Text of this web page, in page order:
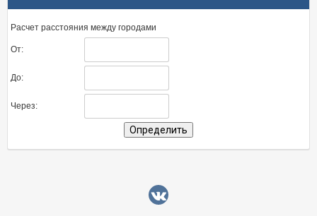
Расчет расстояния между городами
От:
До:
Через: